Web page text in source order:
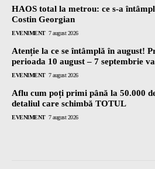
HAOS total la metrou: ce s-a
Costin Georgian
EVENIMENT 7 august 2026
Atenție la ce se întâmplă în august!
perioada 10 august – 7 septembrie
EVENIMENT 7 august 2026
Aflu cum poți primi până la 50.000
detaliul care schimbă TOTUL
EVENIMENT 7 august 2026